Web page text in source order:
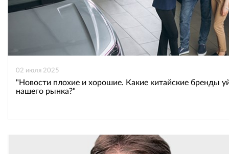
02 июля 2025
"Новости плохие и хорошие. Какие китайские бренды
нашего рынка?"